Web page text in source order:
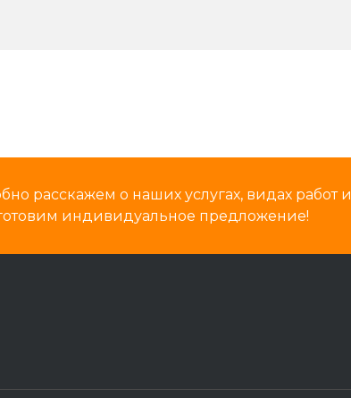
расскажем о наших услугах, видах работ
индивидуальное предложение!